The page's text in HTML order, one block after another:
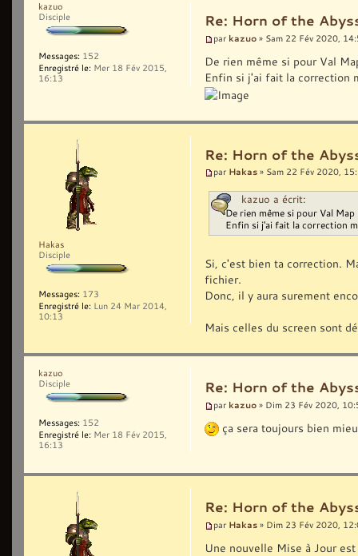
Re: Horn of the
par kazuo » Sam 22 Fév 2020,
De rien même si pour Val
Enfin si j'ai fait la correction
kazuo
Disciple
Messages: 152
Enregistré le: Mer 18 Fév 2015,
16:13
Re: Horn of the
par Hakas » Sam 22 Fév 2020,
kazuo a écrit:
De rien même si pour Val
Enfin si j'ai fait la correction
Si, c'est bien ta correction.
fichier.
Donc, il y aura surement
Mais celles du screen sont
Hakas
Disciple
Messages: 173
Enregistré le: Lun 24 Mar 2014,
10:13
Re: Horn of the
par kazuo » Dim 23 Fév 2020,
ça sera toujours bien
kazuo
Disciple
Messages: 152
Enregistré le: Mer 18 Fév 2015,
16:13
Re: Horn of the
par Hakas » Dim 23 Fév 2020,
Une nouvelle Mise à Jour